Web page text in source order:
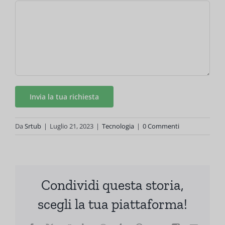
Da Srtub | Luglio 21, 2023 | Tecnologia | 0 Commenti
Condividi questa storia,
scegli la tua piattaforma!